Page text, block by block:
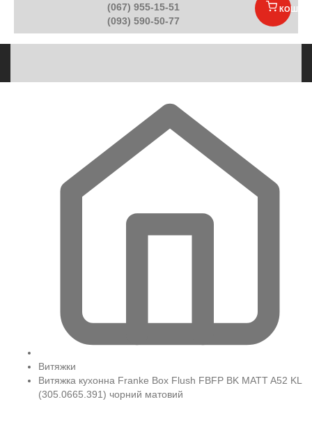
(067) 955-15-51
(093) 590-50-77
КОШИК
Витяжки
Витяжка кухонна Franke Box Flush FBFP BK MATT A52 KL
(305.0665.391) чорний матовий